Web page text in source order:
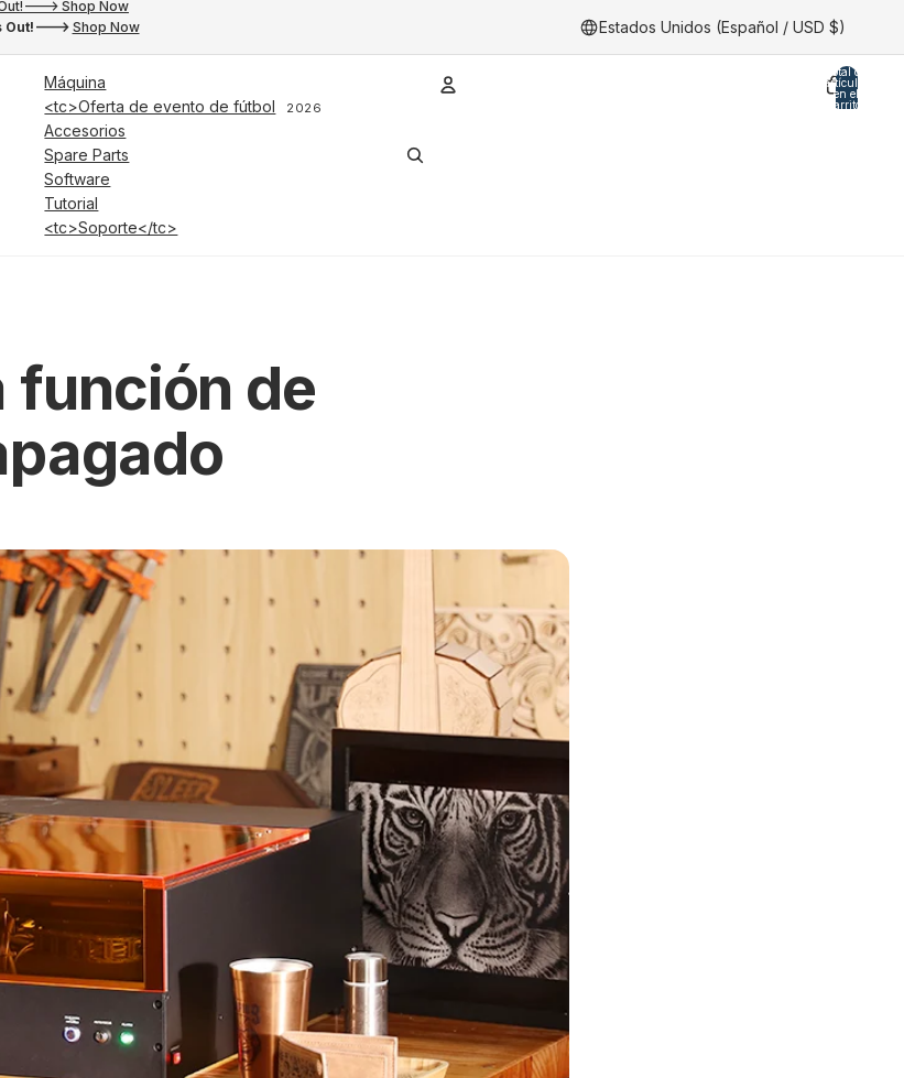
Out!---> Shop Now
> Shop Now
Estados Unidos (Español / USD $)
Máquina
<tc>Oferta de evento de fútbol
2026
Accesorios
Spare Parts
Software
Tutorial
<tc>Soporte</tc>
Total de
artículos
en el
carrito:
función de